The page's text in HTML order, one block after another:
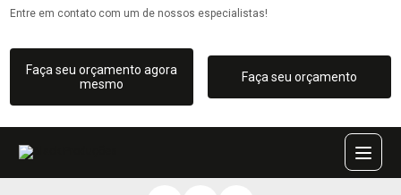
Entre em contato com um de nossos especialistas!
Faça seu orçamento agora
mesmo
Faça seu orçamento